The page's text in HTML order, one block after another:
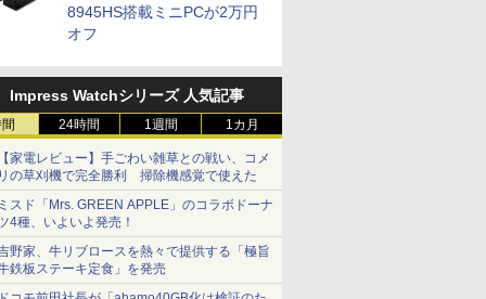
8945HS搭載ミニPCが2万円
オフ
Impress Watchシリーズ 人気記事
24時間 1週間 1カ月
家電レビュー】手ごわい雑草との戦い、コメ
の草刈機で完全勝利 掃除機感覚で使えた
スド「Mrs. GREEN APPLE」のコラボドーナ
4種、いよいよ発売！
野家、牛リブロースを熱々で提供する「極旨
鉄板ステーキ定食」を発売